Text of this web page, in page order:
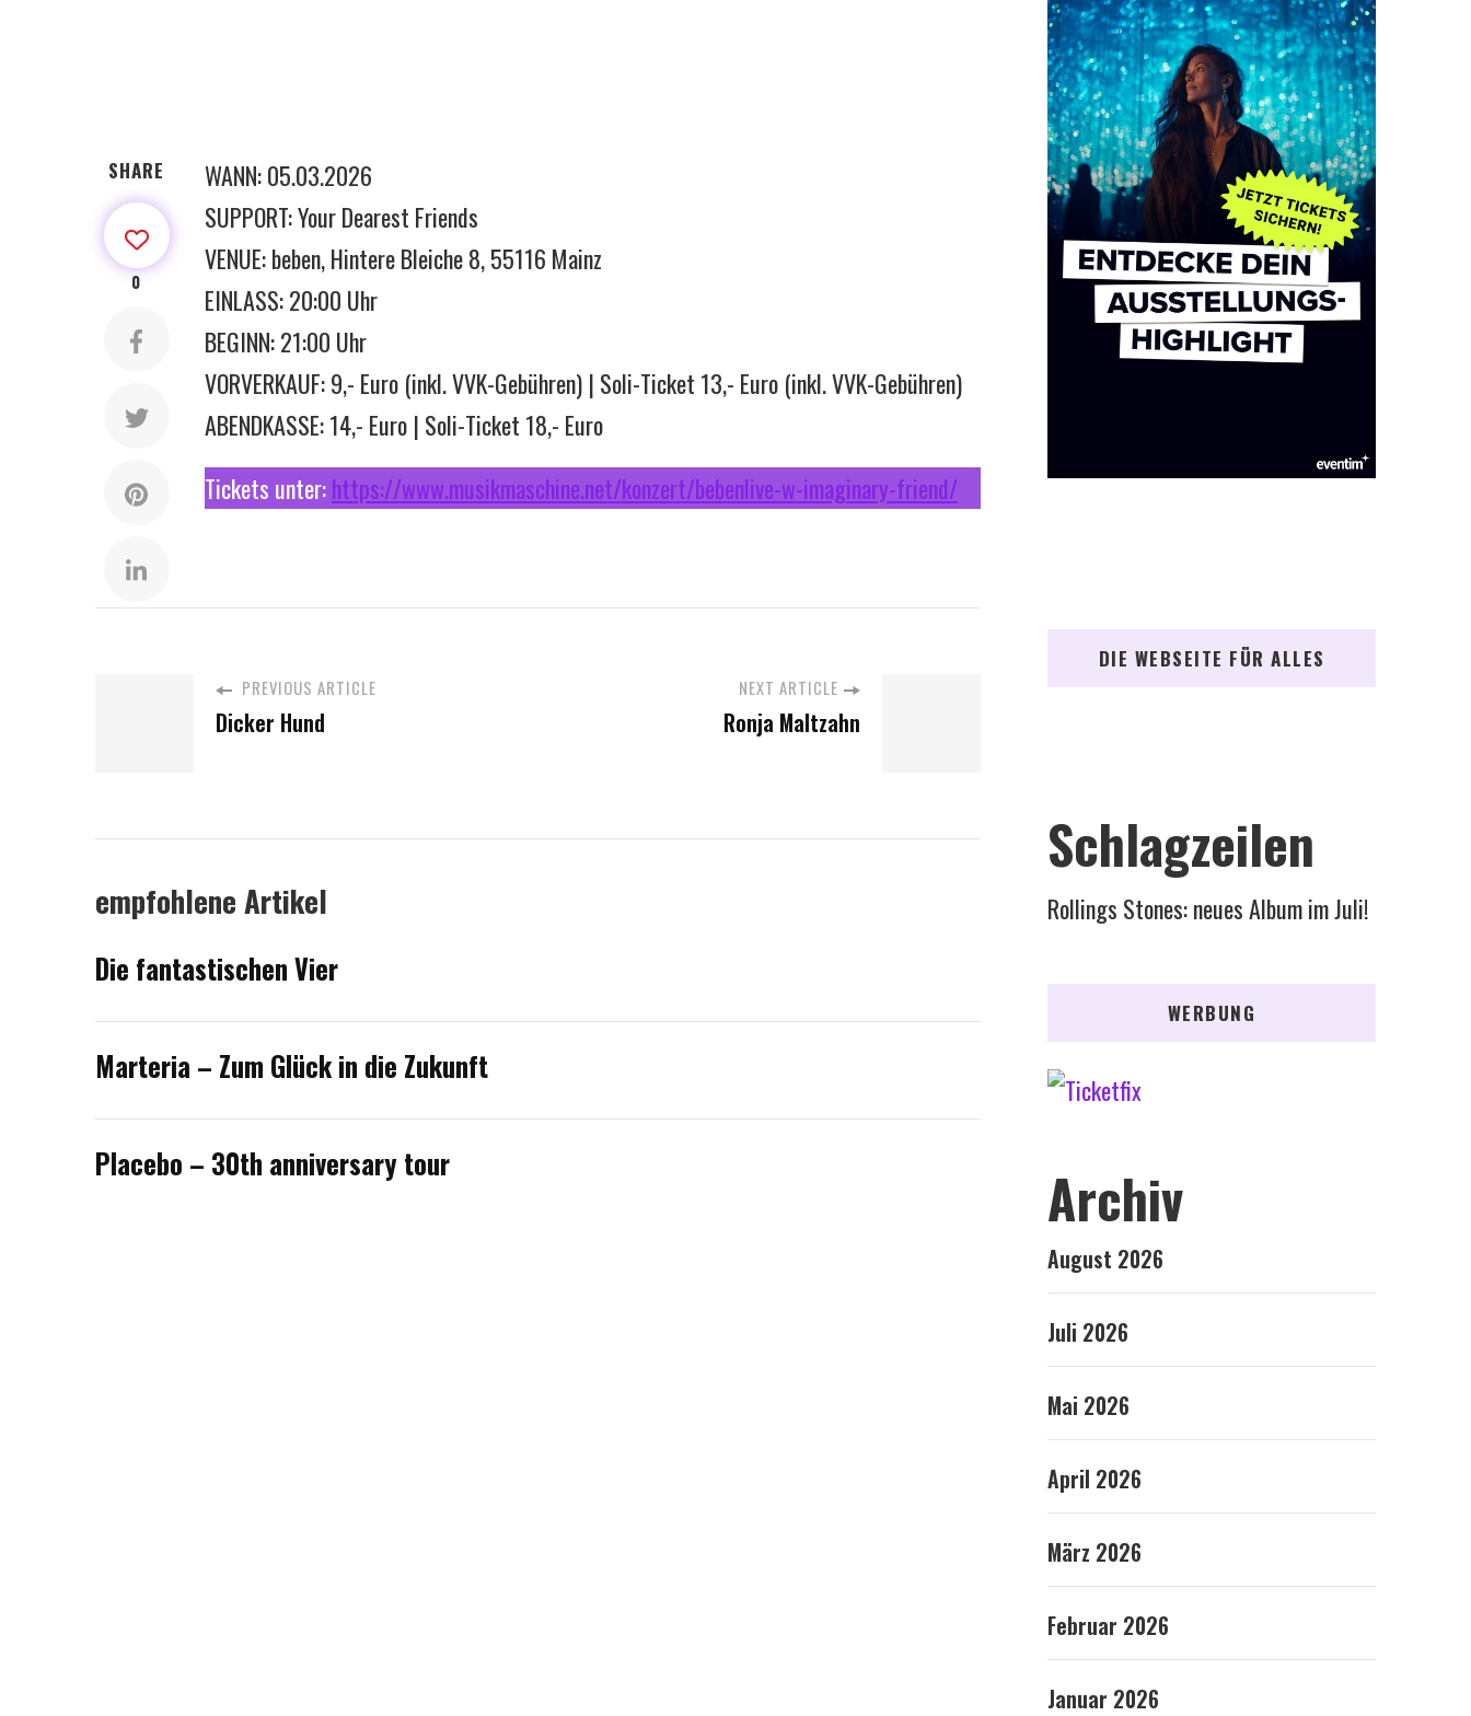
SHARE
0
WANN: 05.03.2026
SUPPORT: Your Dearest Friends
VENUE: beben, Hintere Bleiche 8, 55116 Mainz
EINLASS: 20:00 Uhr
BEGINN: 21:00 Uhr
VORVERKAUF: 9,- Euro (inkl. VVK-Gebühren) | Soli-Ticket 13,- Euro (inkl. VVK-Gebühren)
ABENDKASSE: 14,- Euro | Soli-Ticket 18,- Euro
Tickets unter:https://www.musikmaschine.net/konzert/bebenlive-w-imaginary-friend/
PREVIOUS ARTICLE
Dicker Hund
NEXT ARTICLE
Ronja Maltzahn
empfohlene Artikel
Die fantastischen Vier
Marteria – Zum Glück in die Zukunft
Placebo – 30th anniversary tour
DIE WEBSEITE FÜR ALLES
Schlagzeilen
Rollings Stones: neues Album im Juli!
WERBUNG
Archiv
August 2026
Juli 2026
Mai 2026
April 2026
März 2026
Februar 2026
Januar 2026